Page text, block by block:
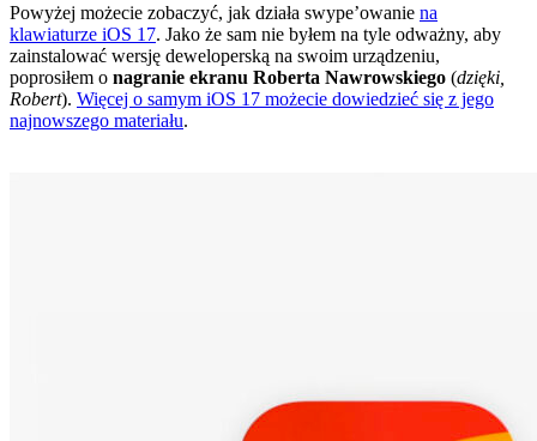
Powyżej możecie zobaczyć, jak działa swype’owanie na
klawiaturze iOS 17. Jako że sam nie byłem na tyle odważny, aby
zainstalować wersję deweloperską na swoim urządzeniu,
poprosiłem o nagranie ekranu Roberta Nawrowskiego (dzięki,
Robert). Więcej o samym iOS 17 możecie dowiedzieć się z jego
najnowszego materiału.